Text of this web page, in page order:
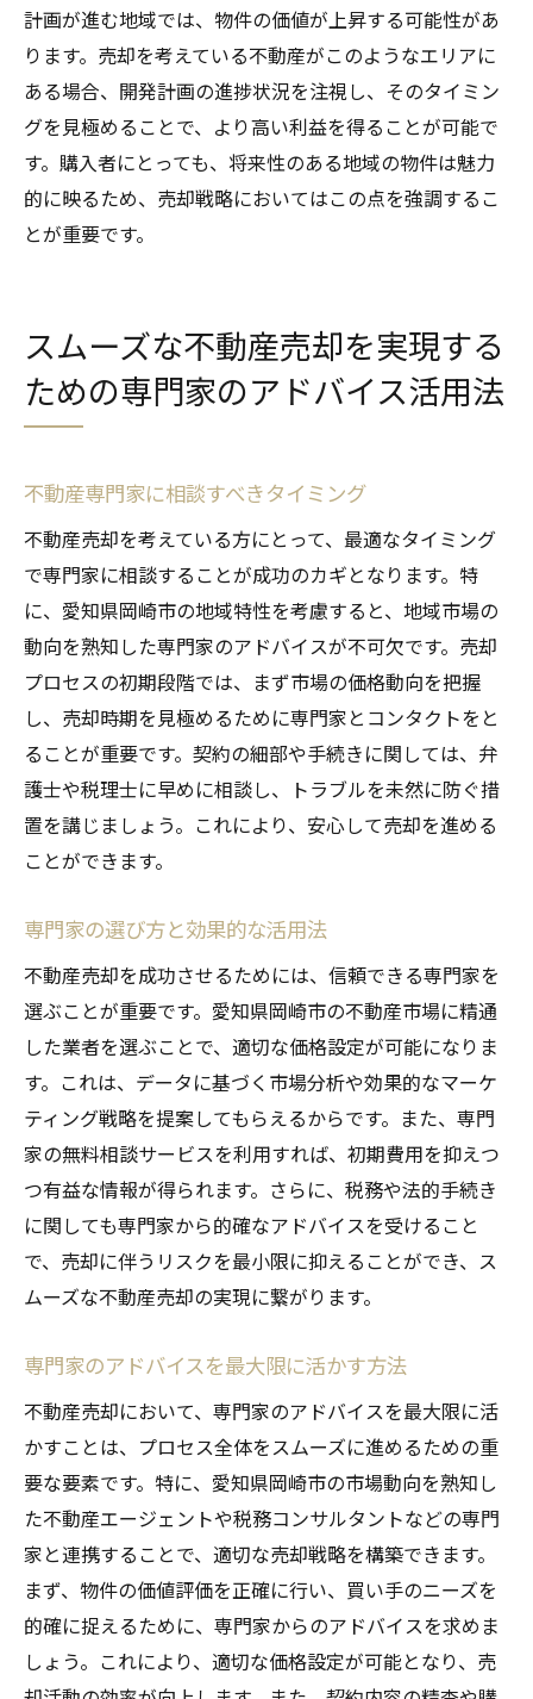
計画が進む地域では、物件の価値が上昇する可能性があ
ります。売却を考えている不動産がこのようなエリアに
ある場合、開発計画の進捗状況を注視し、そのタイミン
グを見極めることで、より高い利益を得ることが可能で
す。購入者にとっても、将来性のある地域の物件は魅力
的に映るため、売却戦略においてはこの点を強調するこ
とが重要です。
スムーズな不動産売却を実現する
ための専門家のアドバイス活用法
不動産専門家に相談すべきタイミング
不動産売却を考えている方にとって、最適なタイミング
で専門家に相談することが成功のカギとなります。特
に、愛知県岡崎市の地域特性を考慮すると、地域市場の
動向を熟知した専門家のアドバイスが不可欠です。売却
プロセスの初期段階では、まず市場の価格動向を把握
し、売却時期を見極めるために専門家とコンタクトをと
ることが重要です。契約の細部や手続きに関しては、弁
護士や税理士に早めに相談し、トラブルを未然に防ぐ措
置を講じましょう。これにより、安心して売却を進める
ことができます。
専門家の選び方と効果的な活用法
不動産売却を成功させるためには、信頼できる専門家を
選ぶことが重要です。愛知県岡崎市の不動産市場に精通
した業者を選ぶことで、適切な価格設定が可能になりま
す。これは、データに基づく市場分析や効果的なマーケ
ティング戦略を提案してもらえるからです。また、専門
家の無料相談サービスを利用すれば、初期費用を抑えつ
つ有益な情報が得られます。さらに、税務や法的手続き
に関しても専門家から的確なアドバイスを受けること
で、売却に伴うリスクを最小限に抑えることができ、ス
ムーズな不動産売却の実現に繋がります。
専門家のアドバイスを最大限に活かす方法
不動産売却において、専門家のアドバイスを最大限に活
かすことは、プロセス全体をスムーズに進めるための重
要な要素です。特に、愛知県岡崎市の市場動向を熟知し
た不動産エージェントや税務コンサルタントなどの専門
家と連携することで、適切な売却戦略を構築できます。
まず、物件の価値評価を正確に行い、買い手のニーズを
的確に捉えるために、専門家からのアドバイスを求めま
しょう。これにより、適切な価格設定が可能となり、売